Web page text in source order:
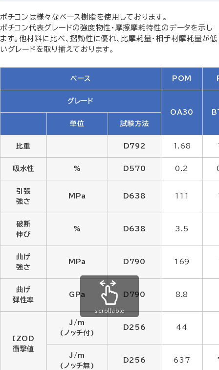
ポチコンは様々なベース樹脂を使用しております。
ポチコン代表グレードの強度物性・摩擦摩耗特性のデータを示し
ます。他材料に比べ、摺動性に優れ、比摩耗量・相手材摩耗量が低
いグレードを取り揃えております。
ベース POM
グレード
OA30
単位
試験方法
比重 D792 1.68
吸水性 % D570 0.2
引張
強さ
MPa D638 111
破断
伸び
% D638 3.5
曲げ
強さ
MPa D790 169
曲げ
弾性率
GPa D790 8.8
IZOD
衝撃値
J/m
(ノッチ付)
D256 44
J/m
(ノッチ無)
D256 637
scrollable